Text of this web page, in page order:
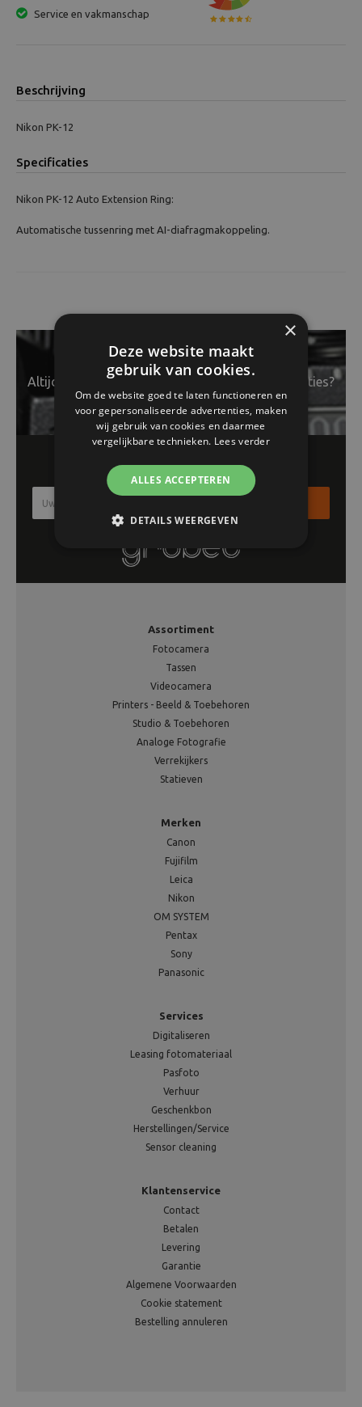
Service en vakmanschap
Beschrijving
Nikon PK-12
Specificaties
Nikon PK-12 Auto Extension Ring:
Automatische tussenring met AI-diafragmakoppeling.
Altijd op de hoogte van het laatste nieuws en acties?
Schrijf je in voor onze nieuwsbrief!!
Assortiment
Fotocamera
Tassen
Videocamera
Printers - Beeld & Toebehoren
Studio & Toebehoren
Analoge Fotografie
Verrekijkers
Statieven
Merken
Canon
Fujifilm
Leica
Nikon
OM SYSTEM
Pentax
Sony
Panasonic
Services
Digitaliseren
Leasing fotomateriaal
Pasfoto
Verhuur
Geschenkbon
Herstellingen/Service
Sensor cleaning
Klantenservice
Contact
Betalen
Levering
Garantie
Algemene Voorwaarden
Cookie statement
Bestelling annuleren
×
Deze website maakt
gebruik van cookies.
Om de website goed te laten functioneren en
voor gepersonaliseerde advertenties, maken
wij gebruik van cookies en daarmee
vergelijkbare technieken. Lees verder
ALLES ACCEPTEREN
DETAILS WEERGEVEN